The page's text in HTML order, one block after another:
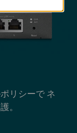
リシーで ネ
。